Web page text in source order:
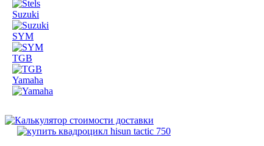
Suzuki
SYM
TGB
Yamaha